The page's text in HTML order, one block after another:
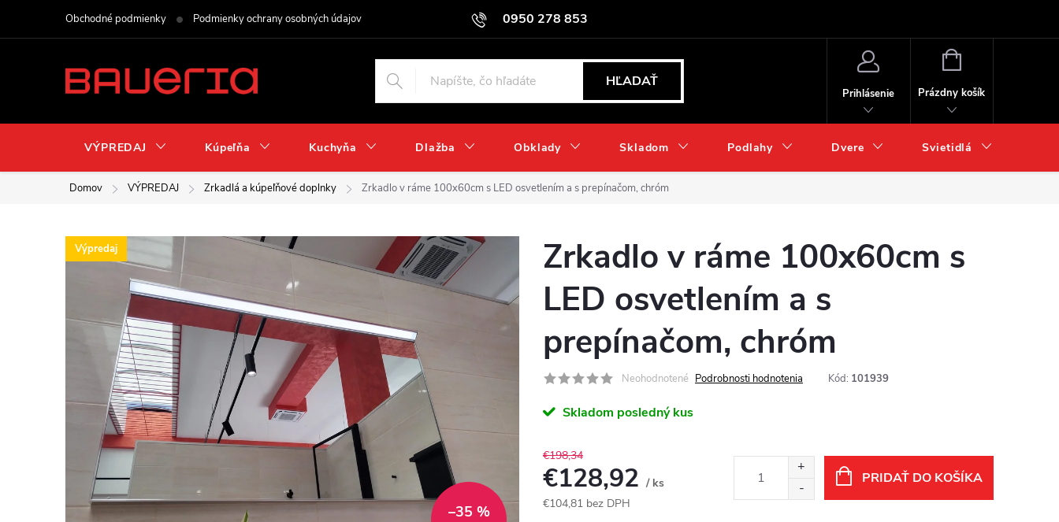
0950 278 853
Obchodné podmienky Podmienky ochrany osobných údajov
HĽADAŤ
Prihlásenie
NÁKUPNÝ
Prázdny košík
VÝPREDAJ Kúpeľňa Kuchyňa Dlažba Obklady Skladom Podlahy Dvere Svietidlá
Domov VÝPREDAJ Zrkadlá a kúpeľňové doplnky Zrkadlo v ráme 100x60cm s LED osvetlením a s prepínačom, chróm
Výpredaj
–35 %
Zrkadlo v ráme 100x60cm s
LED osvetlením a s
prepínačom, chróm
Neohodnotené Podrobnosti hodnotenia Kód: 101939
Skladom posledný kus
€198,34
€128,92 / ks
€104,81 bez DPH
PRIDAŤ DO KOŠÍKA